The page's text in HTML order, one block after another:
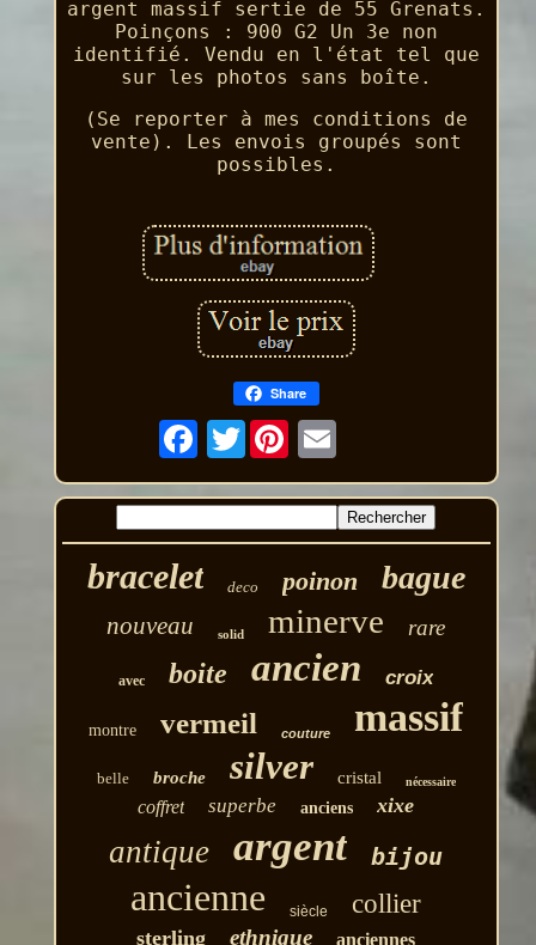
argent massif sertie de 55 Grenats.
Poinçons : 900 G2 Un 3e non
identifié. Vendu en l'état tel que
sur les photos sans boîte.
(Se reporter à mes conditions de
vente). Les envois groupés sont
possibles.
Share
Twitter
bracelet deco poinon bague
nouveau solid minerve rare
avec boite ancien croix
montre vermeil couture massif
belle broche silver cristal nécessaire
coffret superbe anciens xixe
antique argent bijou
ancienne siècle collier
sterling ethnique anciennes